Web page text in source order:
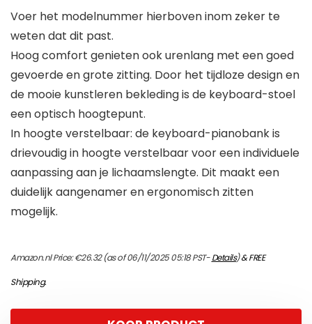
Voer het modelnummer hierboven inom zeker te
weten dat dit past.
Hoog comfort genieten ook urenlang met een goed
gevoerde en grote zitting. Door het tijdloze design en
de mooie kunstleren bekleding is de keyboard-stoel
een optisch hoogtepunt.
In hoogte verstelbaar: de keyboard-pianobank is
drievoudig in hoogte verstelbaar voor een individuele
aanpassing aan je lichaamslengte. Dit maakt een
duidelijk aangenamer en ergonomisch zitten
mogelijk.
Amazon.nl Price:€26.32(as of 06/11/2025 05:18 PST-Details)&FREE
Shipping.